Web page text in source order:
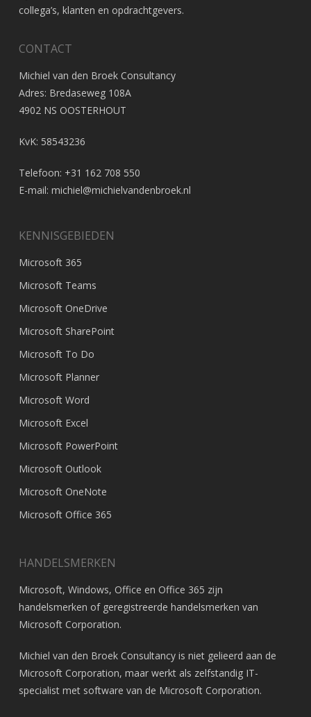
collega’s, klanten en opdrachtgevers.
CONTACT
Michiel van den Broek Consultancy
Adres: Bredaseweg 108A
4902 NS OOSTERHOUT
KvK: 58543236
Telefoon: +31 162 708 550
E-mail: michiel@michielvandenbroek.nl
KENNISGEBIEDEN
Microsoft 365
Microsoft Teams
Microsoft OneDrive
Microsoft SharePoint
Microsoft To Do
Microsoft Planner
Microsoft Word
Microsoft Excel
Microsoft PowerPoint
Microsoft Outlook
Microsoft OneNote
Microsoft Office 365
HANDELSMERKEN
Microsoft, Windows, Office en Office 365 zijn
handelsmerken of geregistreerde handelsmerken van
Microsoft Corporation.
Michiel van den Broek Consultancy is niet gelieerd aan de
Microsoft Corporation, maar werkt als zelfstandig IT-
specialist met software van de Microsoft Corporation.